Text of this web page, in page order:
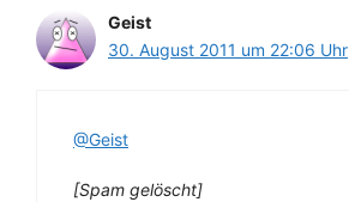
Geist
30. August 2011 um 22:06 Uhr
@Geist
[Spam gelöscht]